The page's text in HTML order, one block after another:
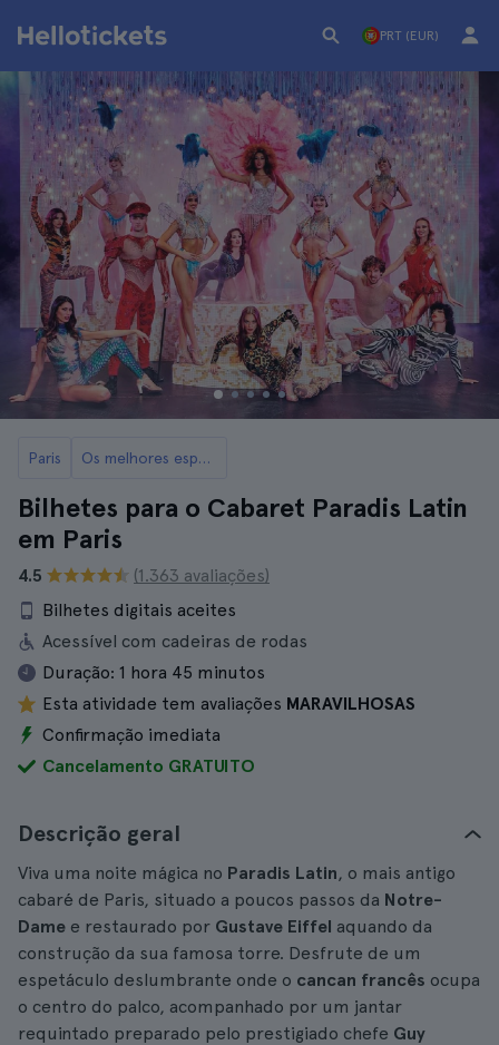
PRT (EUR)
Paris Os melhores espetáculos de Paris
Bilhetes para o Cabaret Paradis Latin
em Paris
4.5
(1.363 avaliações)
Bilhetes digitais aceites
Acessível com cadeiras de rodas
Duração: 1 hora 45 minutos
Esta atividade tem avaliações MARAVILHOSAS
Confirmação imediata
Cancelamento GRATUITO
Descrição geral
Viva uma noite mágica no Paradis Latin, o mais antigo
cabaré de Paris, situado a poucos passos da Notre-
Dame e restaurado por Gustave Eiffel aquando da
construção da sua famosa torre. Desfrute de um
espetáculo deslumbrante onde o cancan francês ocupa
o centro do palco, acompanhado por um jantar
requintado preparado pelo prestigiado chefe Guy